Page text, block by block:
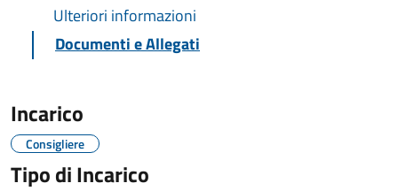
Ulteriori informazioni
Documenti e Allegati
Incarico
Consigliere
Tipo di Incarico